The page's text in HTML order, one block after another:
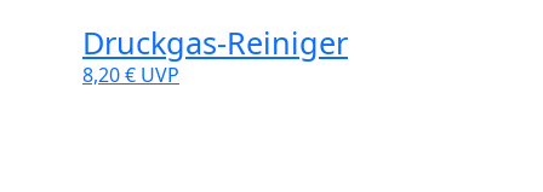
Druckgas-Reiniger
8,20 € UVP